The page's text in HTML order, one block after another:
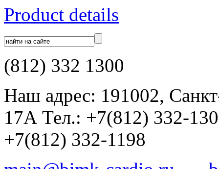
Product details
(812) 332 1300
Наш адрес: 191002,
17А Тел.: +7(812) 332-
+7(812) 332-1198